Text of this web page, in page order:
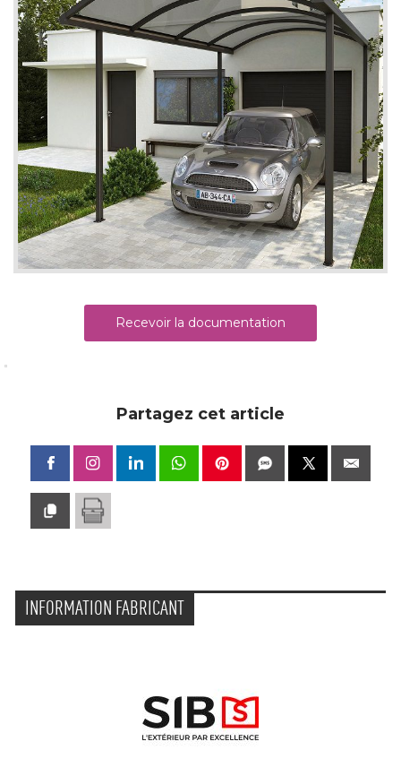
Recevoir la documentation
Partagez cet article
INFORMATION FABRICANT